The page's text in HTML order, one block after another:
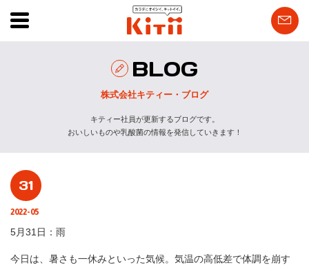
BLOG
株式会社キティー・ブログ
キティー社員が更新するブログです。
おいしいものや乳酸菌の情報を発信していきます！
31
2022-05
5月31日：雨
今日は、暑さも一休みといった気候。気温の高低差で体調を崩す